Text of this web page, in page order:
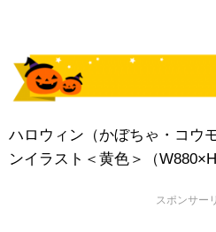
ハロウィン（かぼちゃ・コウ
ンイラスト＜黄色＞（
スポンサー